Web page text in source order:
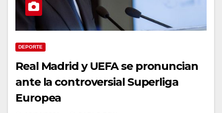
DEPORTE
Real Madrid y UEFA se pronuncian
ante la controversial Superliga
Europea